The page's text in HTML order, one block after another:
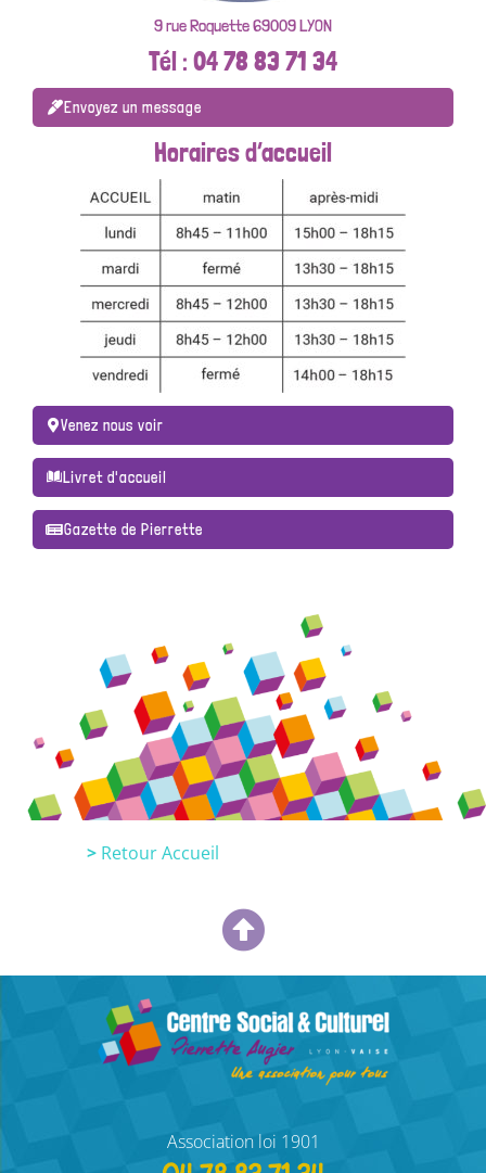
9 rue Roquette 69009 LYON
Tél : 04 78 83 71 34
Envoyez un message
Horaires d’accueil
Venez nous voir
Livret d'accueil
Gazette de Pierrette
> Retour Accueil
Association loi 1901